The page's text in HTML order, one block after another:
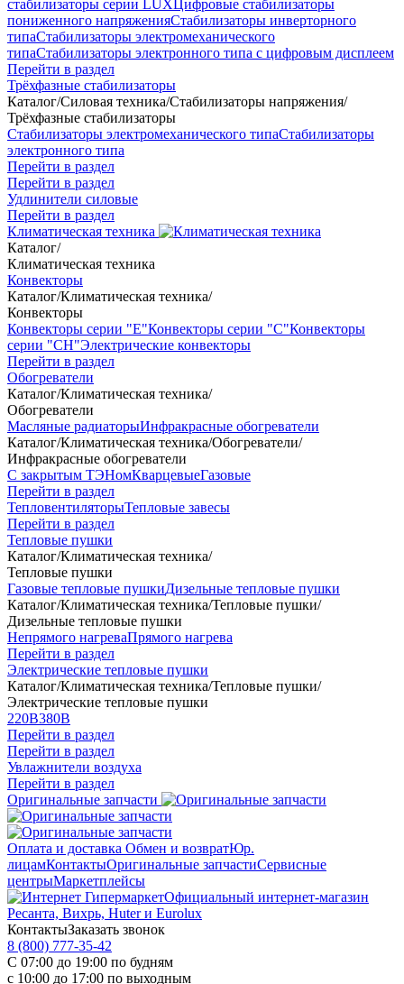
стабилизаторы серии LUXЦифровые стабилизаторы
пониженного напряженияСтабилизаторы инверторного
типаСтабилизаторы электромеханического
типаСтабилизаторы электронного типа с цифровым дисплеем
Перейти в раздел
Трёхфазные стабилизаторы
Каталог/Силовая техника/Стабилизаторы напряжения/
Трёхфазные стабилизаторы
Стабилизаторы электромеханического типаСтабилизаторы
электронного типа
Перейти в раздел
Перейти в раздел
Удлинители силовые
Перейти в раздел
Климатическая техника
Каталог/
Климатическая техника
Конвекторы
Каталог/Климатическая техника/
Конвекторы
Конвекторы серии "Е"Конвекторы серии "С"Конвекторы
серии "СН"Электрические конвекторы
Перейти в раздел
Обогреватели
Каталог/Климатическая техника/
Обогреватели
Масляные радиаторыИнфракрасные обогреватели
Каталог/Климатическая техника/Обогреватели/
Инфракрасные обогреватели
С закрытым ТЭНомКварцевыеГазовые
Перейти в раздел
ТепловентиляторыТепловые завесы
Перейти в раздел
Тепловые пушки
Каталог/Климатическая техника/
Тепловые пушки
Газовые тепловые пушкиДизельные тепловые пушки
Каталог/Климатическая техника/Тепловые пушки/
Дизельные тепловые пушки
Непрямого нагреваПрямого нагрева
Перейти в раздел
Электрические тепловые пушки
Каталог/Климатическая техника/Тепловые пушки/
Электрические тепловые пушки
220В380В
Перейти в раздел
Перейти в раздел
Увлажнители воздуха
Перейти в раздел
Оригинальные запчасти
Оплата и доставка Обмен и возвратЮр.
лицамКонтактыОригинальные запчастиСервисные
центрыМаркетплейсы
Официальный интернет-магазин
Ресанта, Вихрь, Huter и Eurolux
КонтактыЗаказать звонок
8 (800) 777-35-42
С 07:00 до 19:00 по будням
с 10:00 до 17:00 по выходным